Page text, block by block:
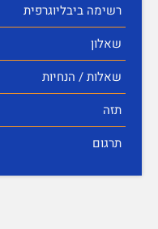
רשימה ביבליוגרפית
שאלון
שאלות / הנחיות
תזה
תרגום